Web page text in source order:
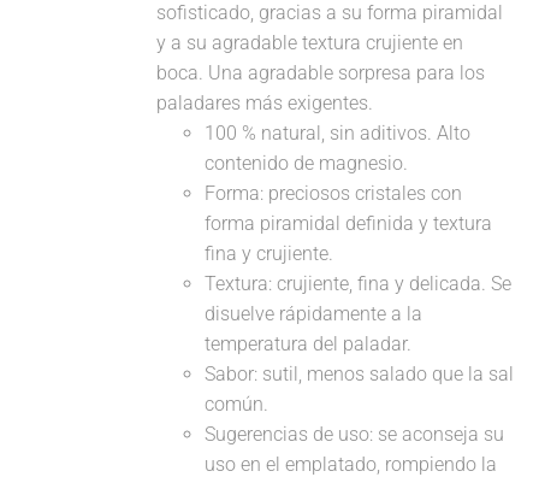
sofisticado, gracias a su forma piramidal
y a su agradable textura crujiente en
boca. Una agradable sorpresa para los
paladares más exigentes.
100 % natural, sin aditivos. Alto
contenido de magnesio.
Forma: preciosos cristales con
forma piramidal definida y textura
fina y crujiente.
Textura: crujiente, fina y delicada. Se
disuelve rápidamente a la
temperatura del paladar.
Sabor: sutil, menos salado que la sal
común.
Sugerencias de uso: se aconseja su
uso en el emplatado, rompiendo la